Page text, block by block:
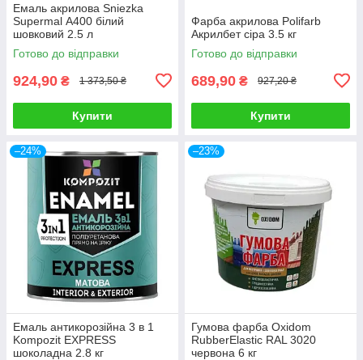
Емаль акрилова Sniezka
Supermal А400 білий
шовковий 2.5 л
Готово до відправки
924,90 ₴ 1 373,50 ₴
Купити
Фарба акрилова Polifarb
Акрилбет сіра 3.5 кг
Готово до відправки
689,90 ₴ 927,20 ₴
Купити
–24%
Емаль антикорозійна 3 в 1
Kompozit EXPRESS
шоколадна 2.8 кг
–23%
Гумова фарба Oxidom
RubberElastic RAL 3020
червона 6 кг